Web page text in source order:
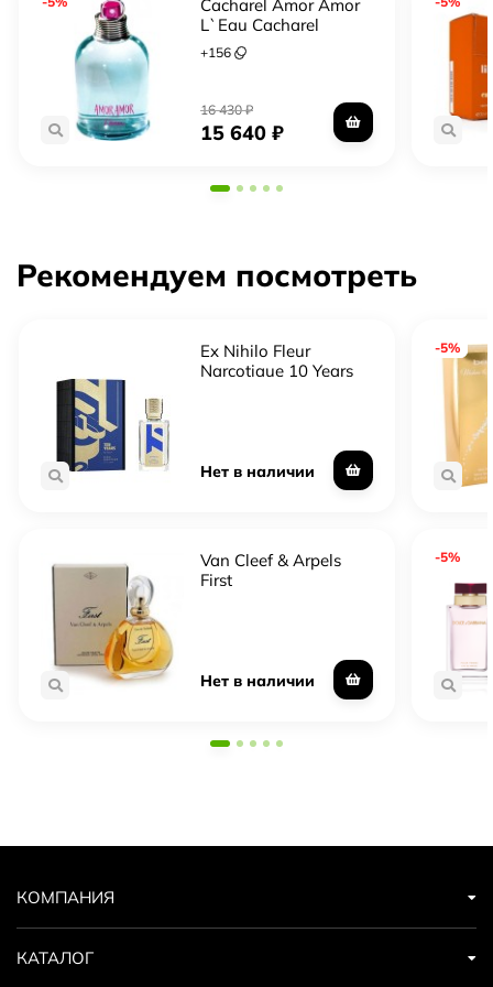
Cacharel Amor Amor
L`Eau Cacharel
+156
16 430₽
15 640₽
Рекомендуем посмотреть
Ex Nihilo Fleur
Narcotique 10 Years
Нет в наличии
Van Cleef & Arpels
First
Нет в наличии
-5%
-5%
КОМПАНИЯ
КАТАЛОГ